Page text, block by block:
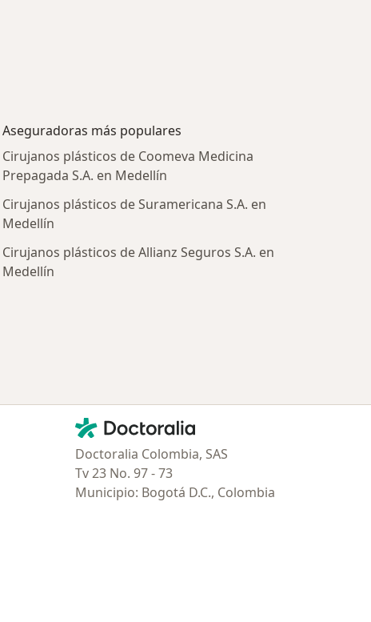
Aseguradoras más populares
Cirujanos plásticos de Coomeva Medicina
Prepagada S.A. en Medellín
Cirujanos plásticos de Suramericana S.A. en
Medellín
Cirujanos plásticos de Allianz Seguros S.A. en
Medellín
Contacto
Doctoralia - Página de inicio
Doctoralia Colombia, SAS
Tv 23 No. 97 - 73
Municipio: Bogotá D.C., Colombia